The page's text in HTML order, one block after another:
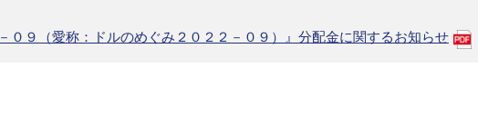
９（愛称：ドルのめぐみ２０２２－０９）』分配金に関するお知らせ